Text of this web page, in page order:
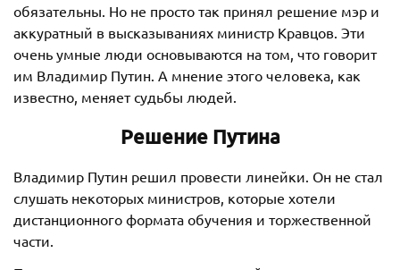
обязательны. Но не просто так принял решение мэр и
аккуратный в высказываниях министр Кравцов. Эти
очень умные люди основываются на том, что говорит
им Владимир Путин. А мнение этого человека, как
известно, меняет судьбы людей.
Решение Путина
Владимир Путин решил провести линейки. Он не стал
слушать некоторых министров, которые хотели
дистанционного формата обучения и торжественной
части.